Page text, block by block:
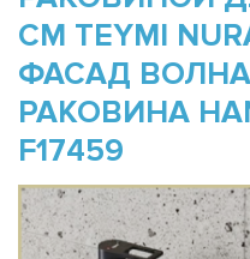
СМ TEYMI
ФАСАД
РАКОВИНА
F17459